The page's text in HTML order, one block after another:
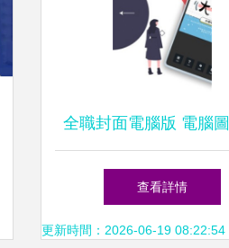
全職封面電腦版 電腦
計制作的利器
查看詳情
更新時間：2026-06-19 08:22:54